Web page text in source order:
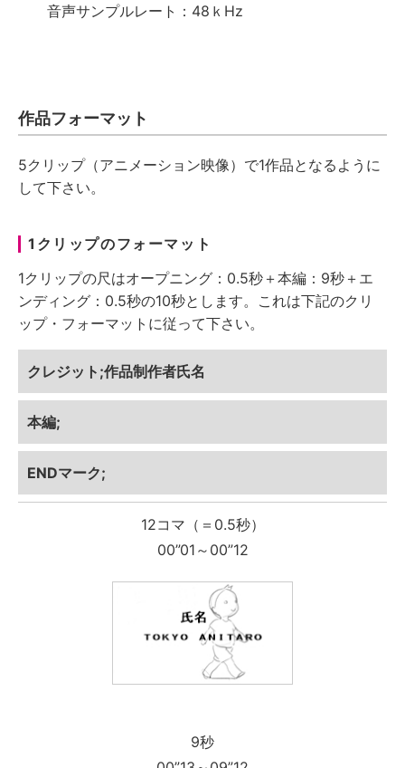
音声サンプルレート：48ｋHz
作品フォーマット
5クリップ（アニメーション映像）で1作品となるように
して下さい。
1クリップのフォーマット
1クリップの尺はオープニング：0.5秒＋本編：9秒＋エ
ンディング：0.5秒の10秒とします。これは下記のクリ
ップ・フォーマットに従って下さい。
クレジット;作品制作者氏名
本編;
ENDマーク;
12コマ（＝0.5秒）
00”01～00”12
9秒